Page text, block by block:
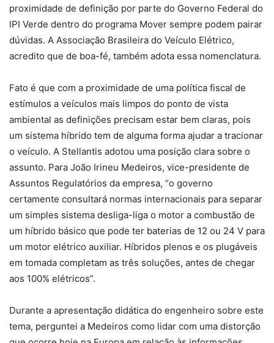
proximidade de definição por parte do Governo Federal do
IPI Verde dentro do programa Mover sempre podem pairar
dúvidas. A Associação Brasileira do Veículo Elétrico,
acredito que de boa-fé, também adota essa nomenclatura.
Fato é que com a proximidade de uma política fiscal de
estímulos a veículos mais limpos do ponto de vista
ambiental as definições precisam estar bem claras, pois
um sistema híbrido tem de alguma forma ajudar a tracionar
o veículo. A Stellantis adotou uma posição clara sobre o
assunto. Para João Irineu Medeiros, vice-presidente de
Assuntos Regulatórios da empresa, “o governo
certamente consultará normas internacionais para separar
um simples sistema desliga-liga o motor a combustão de
um híbrido básico que pode ter baterias de 12 ou 24 V para
um motor elétrico auxiliar. Híbridos plenos e os plugáveis
em tomada completam as três soluções, antes de chegar
aos 100% elétricos”.
Durante a apresentação didática do engenheiro sobre este
tema, perguntei a Medeiros como lidar com uma distorção